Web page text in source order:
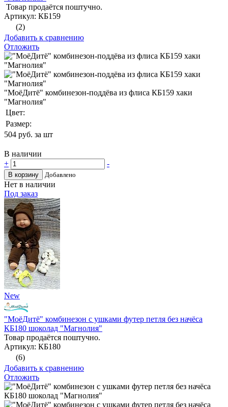
Товар продаётся поштучно.
Артикул: КБ159
(2)
Добавить к сравнению
Отложить
"МоёДитё" комбинезон-поддёва из флиса КБ159 хаки
"Магнолия"
Цвет:
Размер:
504 руб. за шт
В наличии
+
-
В корзину Добавлено
Нет в наличии
Под заказ
New
"МоёДитё" комбинезон с ушками футер петля без начёса
КБ180 шоколад "Магнолия"
Товар продаётся поштучно.
Артикул: КБ180
(6)
Добавить к сравнению
Отложить